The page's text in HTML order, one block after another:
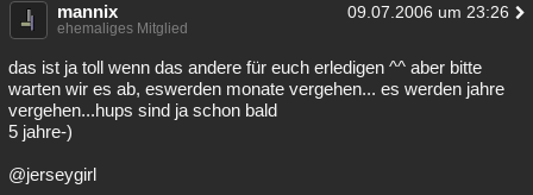
mannix 09.07.2006 um 23:26
ehemaliges Mitglied
das ist ja toll wenn das andere für euch erledigen ^^ aber bitte
warten wir es ab, eswerden monate vergehen... es werden jahre
vergehen...hups sind ja schon bald
5 jahre-)
@jerseygirl